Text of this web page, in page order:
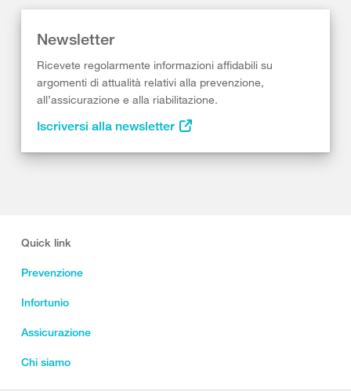
Newsletter
Ricevete regolarmente informazioni affidabili su
argomenti di attualità relativi alla prevenzione,
all’assicurazione e alla riabilitazione.
Iscriversi alla newsletter
Quick link
Prevenzione
Infortunio
Assicurazione
Chi siamo